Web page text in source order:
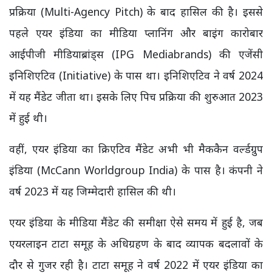
प्रक्रिया (Multi-Agency Pitch) के बाद हासिल की है। इससे
पहले एयर इंडिया का मीडिया प्लानिंग और बाइंग कारोबार
आईपीजी मीडियाब्रांड्स (IPG Mediabrands) की एजेंसी
इनिशिएटिव (Initiative) के पास था। इनिशिएटिव ने वर्ष 2024
में यह मैंडेट जीता था। इसके लिए पिच प्रक्रिया की शुरुआत 2023
में हुई थी।
वहीं, एयर इंडिया का क्रिएटिव मैंडेट अभी भी मैककैन वर्ल्डग्रुप
इंडिया (McCann Worldgroup India) के पास है। कंपनी ने
वर्ष 2023 में यह जिम्मेदारी हासिल की थी।
एयर इंडिया के मीडिया मैंडेट की समीक्षा ऐसे समय में हुई है, जब
एयरलाइन टाटा समूह के अधिग्रहण के बाद व्यापक बदलावों के
दौर से गुजर रही है। टाटा समूह ने वर्ष 2022 में एयर इंडिया का